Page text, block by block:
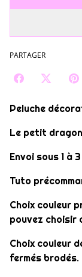
PARTAGER
Peluche
Le petit
Envoi sous 1 à
Tuto
Choix couleur
pouvez choisir
Choix couleur
fermés